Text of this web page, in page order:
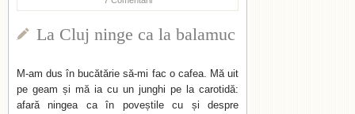
La Cluj ninge ca la balamuc
M-am dus în bucătărie să-mi fac o cafea. Mă uit
pe geam și mă ia cu un junghi pe la carotidă:
afară ningea ca în poveștile cu și despre